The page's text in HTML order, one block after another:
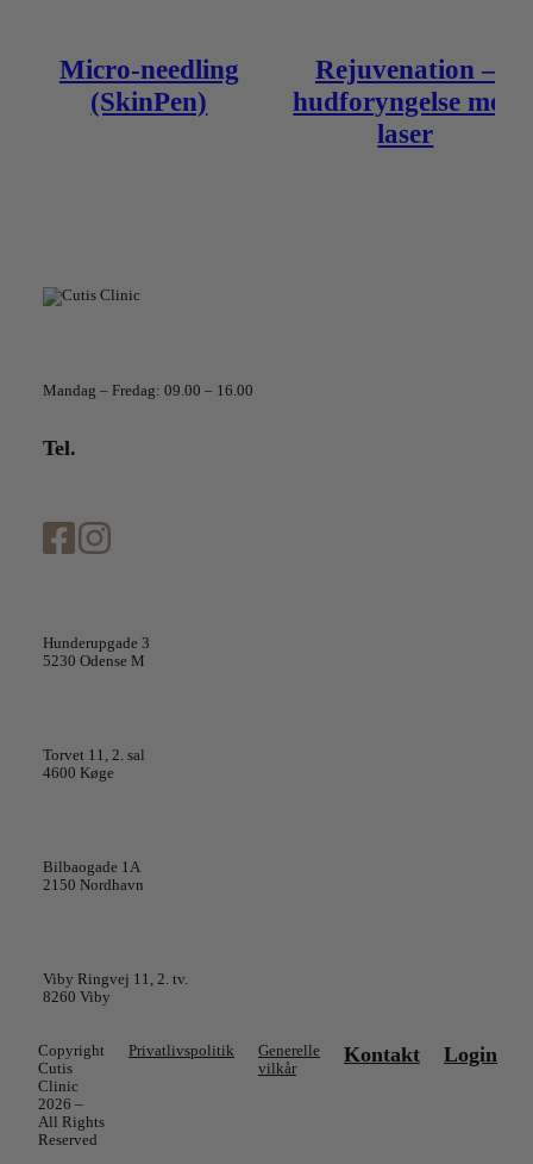
Micro-needling
(SkinPen)
Rejuvenation –
hudforyngelse med
laser
Mandag – Fredag: 09.00 – 16.00
Tel.
Hunderupgade 3
5230 Odense M
Torvet 11, 2. sal
4600 Køge
Bilbaogade 1A
2150 Nordhavn
Viby Ringvej 11, 2. tv.
8260 Viby
Copyright
Cutis
Clinic
2026 –
All Rights
Reserved
Privatlivspolitik
Generelle
vilkår
Kontakt Login